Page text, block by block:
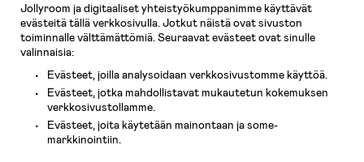
KidKraft, Ergobaby, Philips Avent, Neonate, Cybex, LEGO ja monia muita!
Tervetuloa shoppailemaan Pohjoismaiden suurimpaan lastentarvikkeiden
verkkokauppaan!
Jollyroom ja digitaaliset yhteistyökumppanimme käyttävät
evästeitä tällä verkkosivulla. Jotkut näistä ovat sivuston
toiminnalle välttämättömiä. Seuraavat evästeet ovat sinulle
valinnaisia:
Evästeet, joilla analysoidaan verkkosivustomme käyttöä.
Evästeet, jotka mahdollistavat mukautetun kokemuksen
verkkosivustollamme.
Evästeet, joita käytetään mainontaan ja some-
markkinointiin.